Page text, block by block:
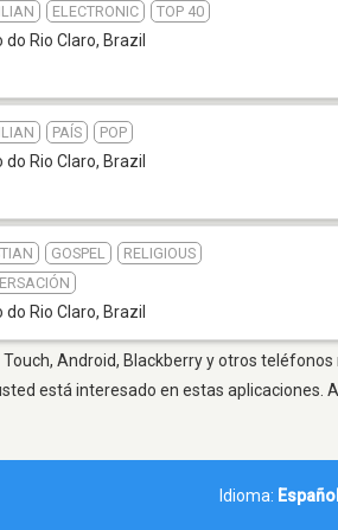
ELECTRONIC TOP 40
do Rio Claro, Brazil
PAÍS POP
do Rio Claro, Brazil
GOSPEL
RELIGIOUS
do Rio Claro, Brazil
Android, Blackberry y otros
está interesado en estas aplicaciones.
Idioma: Español